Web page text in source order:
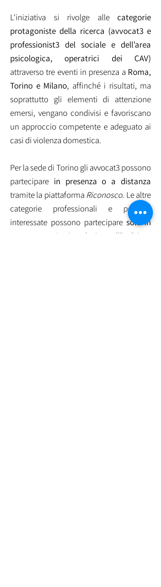
L'iniziativa si rivolge alle categorie
protagoniste della ricerca (avvocat3 e
professionist3 del sociale e dell’area
psicologica, operatrici dei CAV)
attraverso tre eventi in presenza a Roma,
Torino e Milano, affinché i risultati, ma
soprattutto gli elementi di attenzione
emersi, vengano condivisi e favoriscano
un approccio competente e adeguato ai
casi di violenza domestica.
Per la sede di Torino gli avvocat3 possono
partecipare in presenza o a distanza
tramite la piattaforma Riconosco. Le altre
categorie professionali e persone
interessate possono partecipare solo in
iscrivendosi all’indirizzo